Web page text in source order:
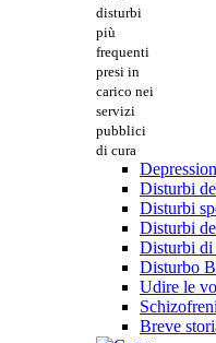
disturbi
più
frequenti
presi in
carico nei
servizi
pubblici
di cura
Disturbi
Disturbi
Disturbi
Disturbi di
Disturbo
Udire le
Breve